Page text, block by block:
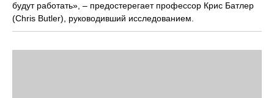
будут работать», – предостерегает профессор Крис Батлер
(Chris Butler), руководивший исследованием.